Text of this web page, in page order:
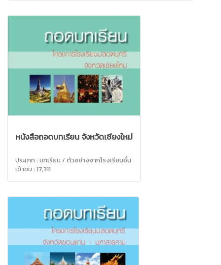
หนังสือถอดบทเรียน จังหวัดเชียงใหม่
ประเภท : บทเรียน / ตัวอย่างจากโรงเรียนอื่น
เข้าชม : 17,311